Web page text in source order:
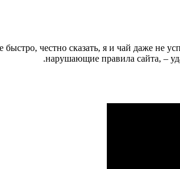
быстро, честно сказать, я и чай даже не
нарушающие правила сайта, –